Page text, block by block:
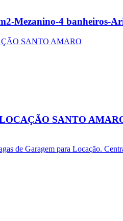
Mezanino-4 banheiros-
SANTO